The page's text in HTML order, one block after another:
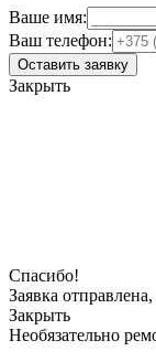
Ваше имя:
Ваш телефон:
Оставить заявку
Закрыть
Спасибо!
Заявка
Закрыть
Необязательно